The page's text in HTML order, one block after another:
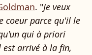
. "Je veux
coeur parce qu'il le
qui à priori
arrivé à la fin,